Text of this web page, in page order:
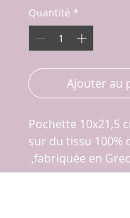
Quantité *
Ajouter au
Pochette 10x21,5
sur du tissu 100%
fabriquée en